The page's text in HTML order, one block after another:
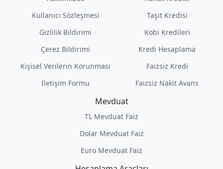
Kullanıcı Sözleşmesi
Gizlilik Bildirimi
Çerez Bildirimi
Kişisel Verilerin Korunması
İletişim Formu
Taşıt Kredisi
Kobi Kredileri
Kredi Hesaplama
Faizsiz Kredi
Faizsiz Nakit Avans
Mevduat
TL Mevduat Faiz
Dolar Mevduat Faiz
Euro Mevduat Faiz